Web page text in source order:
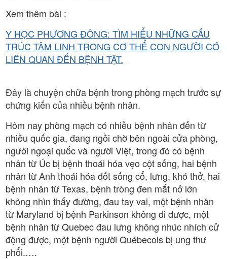
Xem thêm bài :
Y HỌC PHƯƠNG ĐÔNG: TÌM HIỂU NHỮNG CẤU
TRÚC TÂM LINH TRONG CƠ THỂ CON NGƯỜI CÓ
LIÊN QUAN ĐẾN BỆNH TẬT.
Đây là chuyện chữa bệnh trong phòng mạch trước sự
chứng kiến của nhiều bệnh nhân.
Hôm nay phòng mạch có nhiều bệnh nhân đến từ
nhiều quốc gia, đang ngồi chờ bên ngoài cửa phòng,
người ngoại quốc và người Việt, trong đó có bệnh
nhân từ Úc bị bệnh thoái hóa vẹo cột sống, hai bệnh
nhân từ Anh thoái hóa đốt sống cổ, lưng, khó thở, hai
bệnh nhân từ Texas, bệnh tròng đen mắt nở lớn
không nhìn thấy đường, đau tay vai, một bệnh nhân
từ Maryland bị bệnh Parkinson không đi được, một
bệnh nhân từ Quebec đau lưng không nhúc nhích cử
động được, một bệnh người Québecois bị ung thư
phổi.….